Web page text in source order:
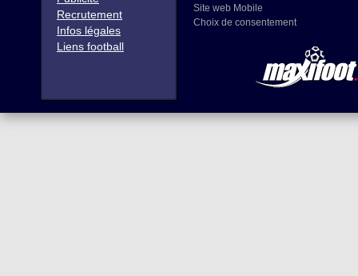
Recrutement
Infos légales
Liens football
Site web Mobile
Choix de consentement